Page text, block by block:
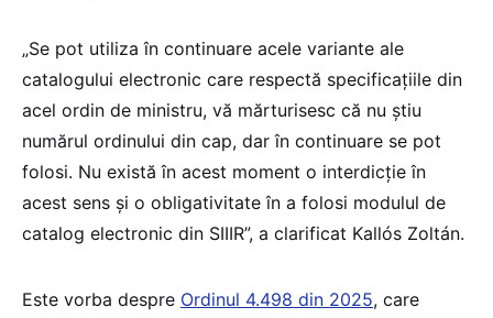
„Se pot utiliza în continuare acele variante ale
catalogului electronic care respectă specificațiile din
acel ordin de ministru, vă mărturisesc că nu știu
numărul ordinului din cap, dar în continuare se pot
folosi. Nu există în acest moment o interdicție în
acest sens și o obligativitate în a folosi modulul de
catalog electronic din SIIIR”, a clarificat Kallós Zoltán.
Este vorba despre Ordinul 4.498 din 2025, care